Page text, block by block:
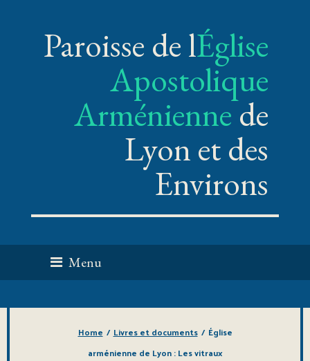
Paroisse de lÉglise
Apostolique
Arméniennede
Lyon et des
Environs
Menu
Home / Livres et documents / Église
arménienne de Lyon : Les vitraux